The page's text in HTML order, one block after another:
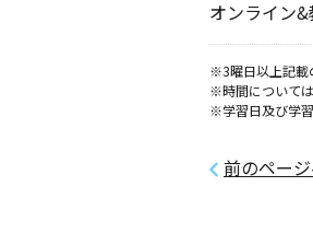
東京都中央
ビル２Ｆ
目ビル３０
オンライン
※3曜日以上記載
※時間について
※学習日及び学
前のペー